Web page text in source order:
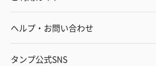
ヘルプ・お問い合わせ
タンプ公式SNS